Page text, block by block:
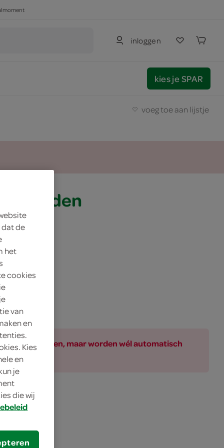
inloggen
kies je SPAR
voeg toe aan lijstje
de producten, maar worden wél automatisch
de
het
cookies
van
en
Kies
en
je
die wij